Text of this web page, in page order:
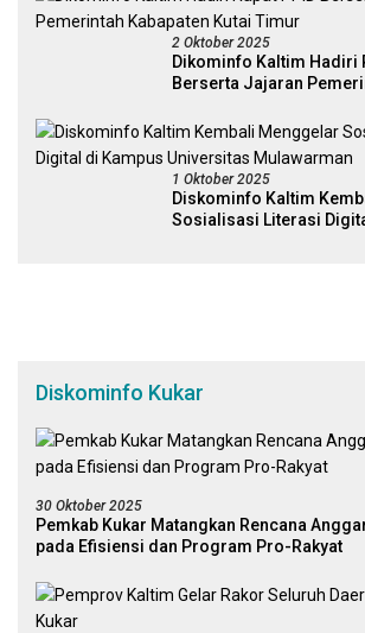
2 Oktober 2025
Dikominfo Kaltim Hadiri
Berserta Jajaran
1 Oktober 2025
Diskominfo Kaltim
Sosialisasi Literasi
Diskominfo Kukar
30 Oktober 2025
Pemkab Kukar Matangkan Rencana
pada Efisiensi dan Program Pro-Rakyat